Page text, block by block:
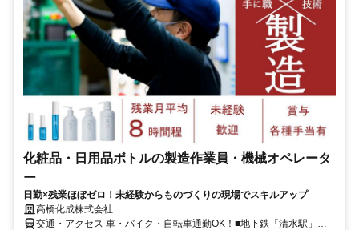
化粧品・日用品ボトルの製造作業員・機械オペレータ
ー
日勤×残業ほぼゼロ！未経験からものづくりの現場でスキルアップ
高橋化成株式会社
交通・アクセス 車・バイク・自転車通勤OK！■地下鉄「清水駅」徒